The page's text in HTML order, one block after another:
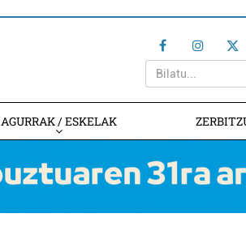
AGURRAK / ESKELAK